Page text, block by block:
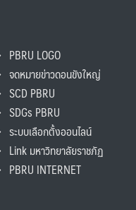
PBRU LOGO
จดหมายข่าวดอนขังใหญ่
SCD PBRU
SDGs PBRU
ระบบเลือกตั้งออนไลน์
Link มหาวิทยาลัยราชภัฏ
PBRU INTERNET